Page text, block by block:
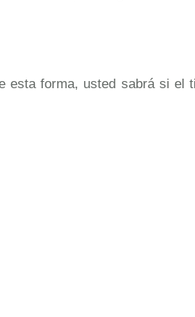
esta forma, usted sabrá si el